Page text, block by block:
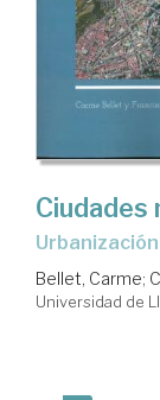
Ciudades
Bellet, Carme;
Universidad de